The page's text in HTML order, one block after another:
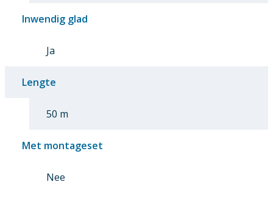
Inwendig glad
Ja
Lengte
50 m
Met montageset
Nee